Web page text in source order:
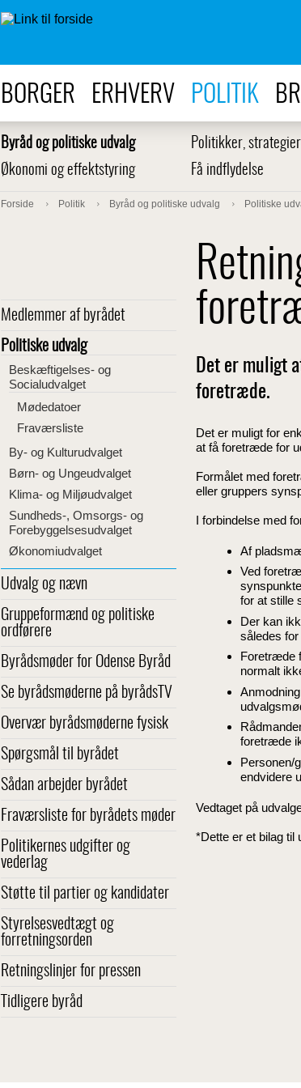
BORGER ERHVERV POLITIK
Byråd og politiske udvalg Politikker,
Økonomi og effektstyring
Få indflydelse
Forside Politik Byråd og politiske udvalg Politiske
Medlemmer af byrådet
Politiske udvalg
Beskæftigelses- og
Socialudvalget
Mødedatoer
Fraværsliste
By- og Kulturudvalget
Børn- og Ungeudvalget
Klima- og Miljøudvalget
Sundheds-, Omsorgs- og
Forebyggelsesudvalget
Økonomiudvalget
Udvalg og nævn
Gruppeformænd og politiske
ordførere
Byrådsmøder for Odense Byråd
Se byrådsmøderne på byrådsTV
Overvær byrådsmøderne fysisk
Spørgsmål til byrådet
Sådan arbejder byrådet
Fraværsliste for byrådets møder
Politikernes udgifter og
vederlag
Støtte til partier og kandidater
Styrelsesvedtægt og
forretningsorden
Retningslinjer for pressen
Tidligere byråd
Det er muligt
foretræde.
Det er muligt for
at få foretræde for
Formålet med
eller gruppers
I forbindelse med
Af
Ved
for at stille
Der kan
således
Foretræde
normalt
foretræde
Personen/
endvidere
Vedtaget på
*Dette er et bilag til